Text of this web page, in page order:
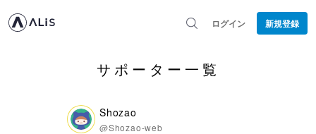
ログイン 新規登録
サポーター一覧
Shozao
@Shozao-web